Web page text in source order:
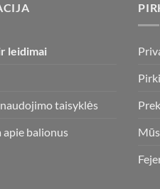
leidimai
taisyklės
apie balionus